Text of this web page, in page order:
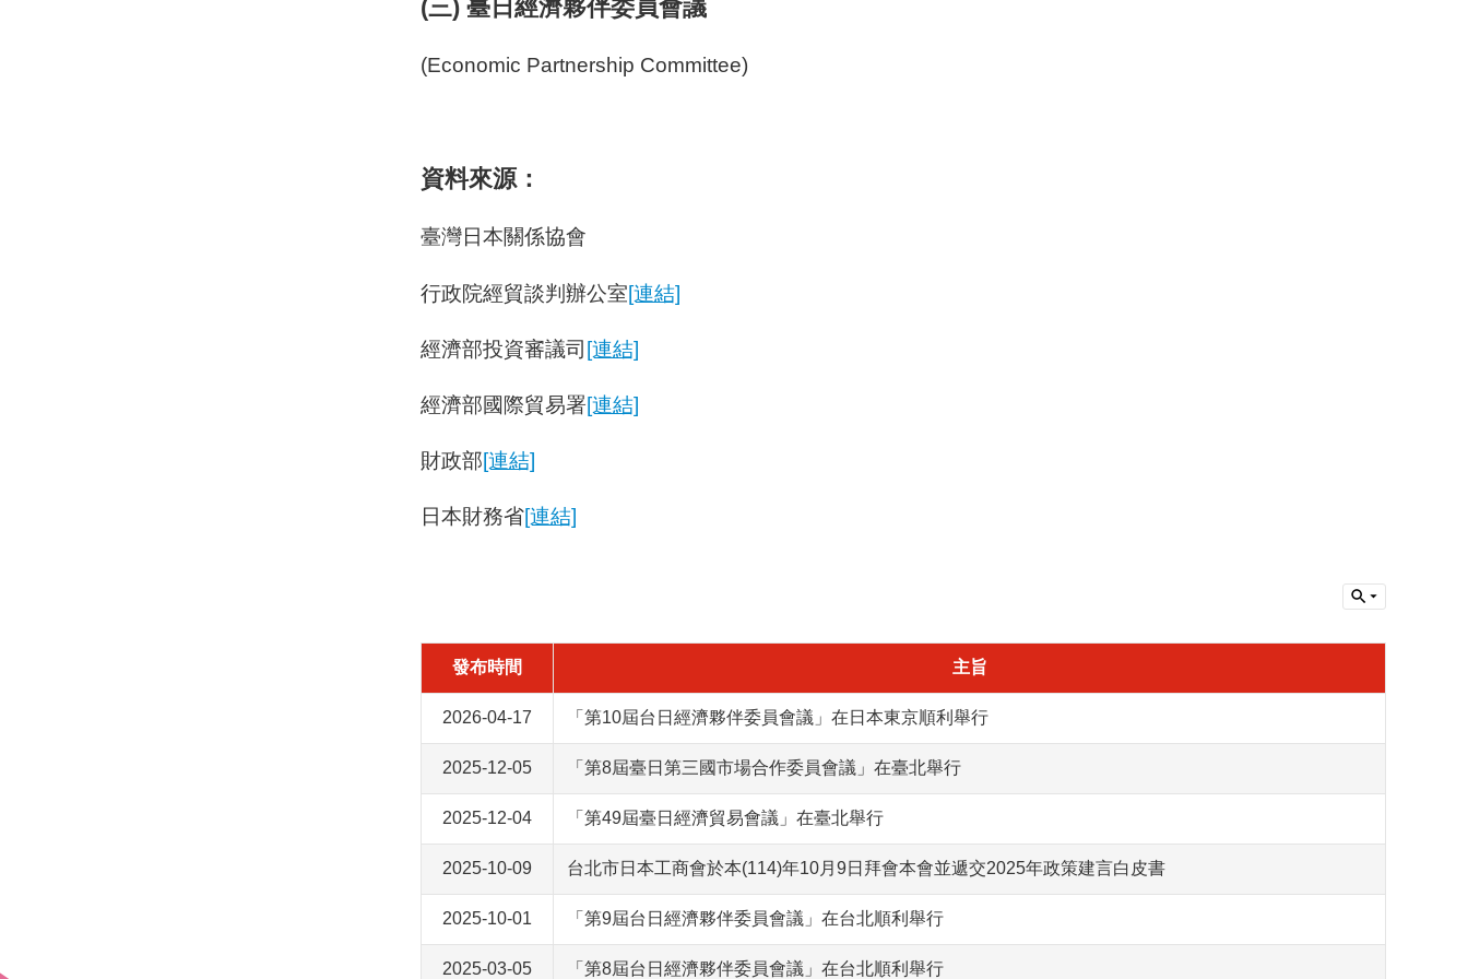
(三) 臺日經濟夥伴委員會議
(Economic Partnership Committee)
資料來源：
臺灣日本關係協會
行政院經貿談判辦公室[連結]
經濟部投資審議司[連結]
經濟部國際貿易署[連結]
財政部[連結]
日本財務省[連結]
發布時間 主旨
2026-04-17 「第10屆台日經濟夥伴委員會議」在日本東京順利舉行
2025-12-05 「第8屆臺日第三國市場合作委員會議」在臺北舉行
2025-12-04 「第49屆臺日經濟貿易會議」在臺北舉行
2025-10-09 台北市日本工商會於本(114)年10月9日拜會本會並遞交2025年政策建言白皮書
2025-10-01 「第9屆台日經濟夥伴委員會議」在台北順利舉行
2025-03-05 「第8屆台日經濟夥伴委員會議」在台北順利舉行